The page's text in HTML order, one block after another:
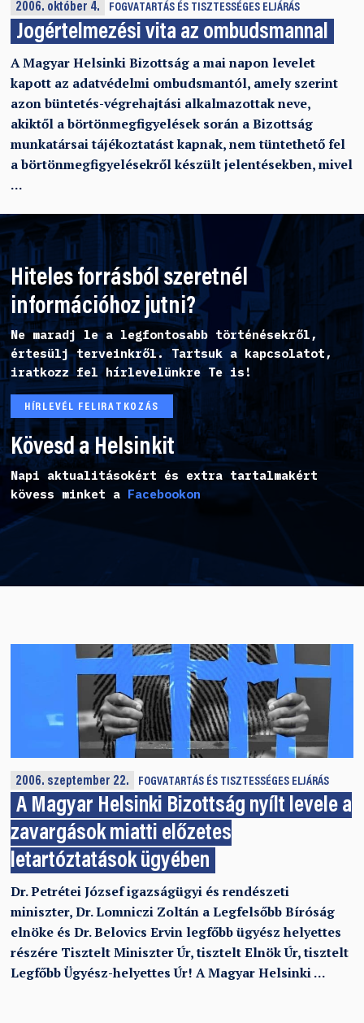
2006. október 4. FOGVATARTÁS ÉS TISZTESSÉGES ELJÁRÁS
Jogértelmezési vita az ombudsmannal
A Magyar Helsinki Bizottság a mai napon levelet
kapott az adatvédelmi ombudsmantól, amely szerint
azon büntetés-végrehajtási alkalmazottak neve,
akiktől a börtönmegfigyelések során a Bizottság
munkatársai tájékoztatást kapnak, nem tüntethető fel
a börtönmegfigyelésekről készült jelentésekben, mivel
…
Hiteles forrásból szeretnél
információhoz jutni?
Ne maradj le a legfontosabb történésekről,
értesülj terveinkről. Tartsuk a kapcsolatot,
iratkozz fel hírlevelünkre Te is!
HÍRLEVÉL FELIRATKOZÁS
Kövesd a Helsinkit
Napi aktualitásokért és extra tartalmakért
kövess minket a Facebookon
2006. szeptember 22. FOGVATARTÁS ÉS TISZTESSÉGES ELJÁRÁS
A Magyar Helsinki Bizottság nyílt levele a
zavargások miatti előzetes
letartóztatások ügyében
Dr. Petrétei József igazságügyi és rendészeti
miniszter, Dr. Lomniczi Zoltán a Legfelsőbb Bíróság
elnöke és Dr. Belovics Ervin legfőbb ügyész helyettes
részére Tisztelt Miniszter Úr, tisztelt Elnök Úr, tisztelt
Legfőbb Ügyész-helyettes Úr! A Magyar Helsinki …